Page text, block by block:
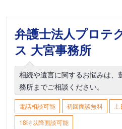
弁護士法人プロテ
ス 大宮事務所
相続や遺言に関するお悩みは、
務所までご相談ください。
電話相談可能 初回面談無料
土
18時以降面談可能